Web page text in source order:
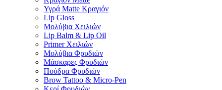
Υγρά Matte Κραγιόν
Lip Gloss
Μολύβια Χειλιών
Lip Balm & Lip Oil
Primer Χειλιών
Μολύβια Φρυδιών
Μάσκαρες Φρυδιών
Πούδρα Φρυδιών
Brow Tattoo & Micro-Pen